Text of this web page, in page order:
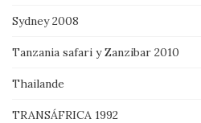
Sydney 2008
Tanzania safari y Zanzibar 2010
Thailande
TRANSÁFRICA 1992